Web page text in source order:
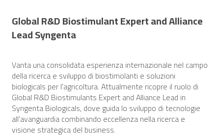
Global R&D Biostimulant Expert and Alliance
Lead Syngenta
Vanta una consolidata esperienza internazionale nel campo
della ricerca e sviluppo di biostimolanti e soluzioni
biologicals per l'agricoltura. Attualmente ricopre il ruolo di
Global R&D Biostimulants Expert and Alliance Lead in
Syngenta Biologicals, dove guida lo sviluppo di tecnologie
all'avanguardia combinando eccellenza nella ricerca e
visione strategica del business.